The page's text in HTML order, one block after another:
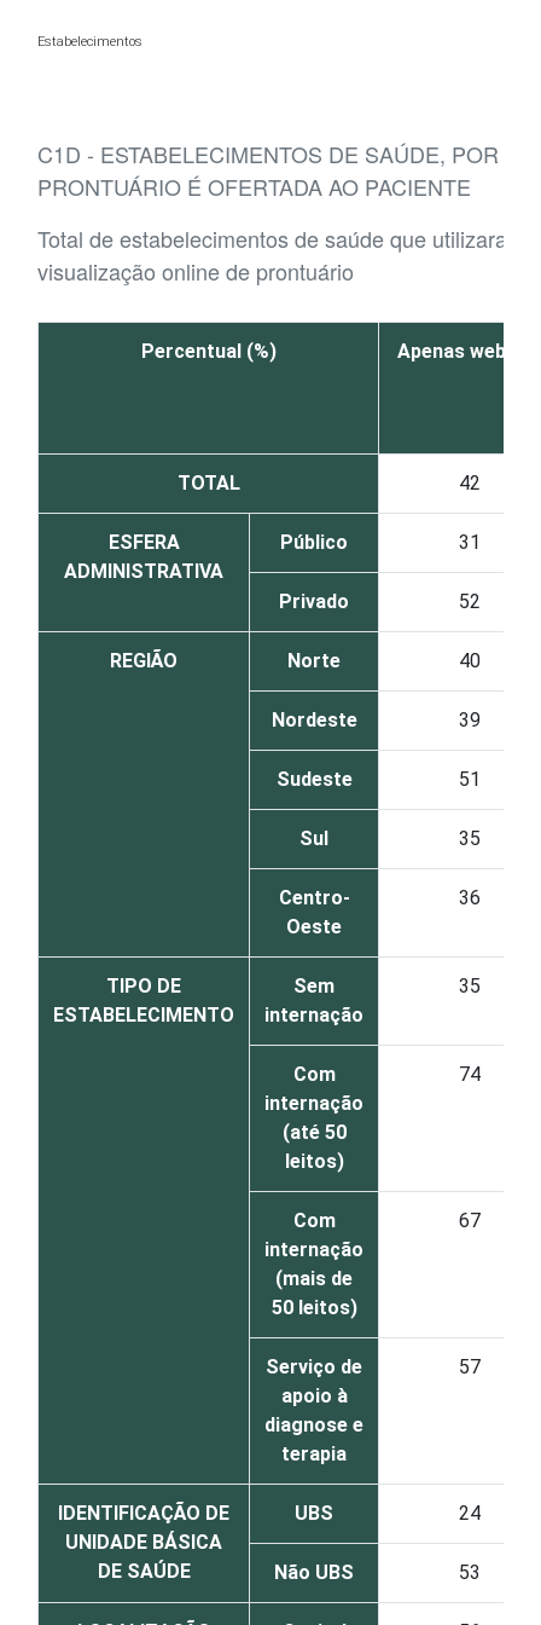
Estabelecimentos
C1D - ESTABELECIMENTOS DE SAÚDE, POR
PRONTUÁRIO É OFERTADA AO PACIENTE
Total de estabelecimentos de saúde que
visualização online de prontuário
Percentual (%) Apenas website
TOTAL 42
ESFERA
ADMINISTRATIVA
Público 31
Privado 52
REGIÃO Norte 40
Nordeste 39
Sudeste 51
Sul 35
Centro-
Oeste
36
TIPO DE
ESTABELECIMENTO
Sem
internação
35
Com
internação
(até 50
leitos)
74
Com
internação
(mais de
50 leitos)
67
Serviço de
apoio à
diagnose e
terapia
57
IDENTIFICAÇÃO DE
UNIDADE BÁSICA
DE SAÚDE
UBS 24
Não UBS 53